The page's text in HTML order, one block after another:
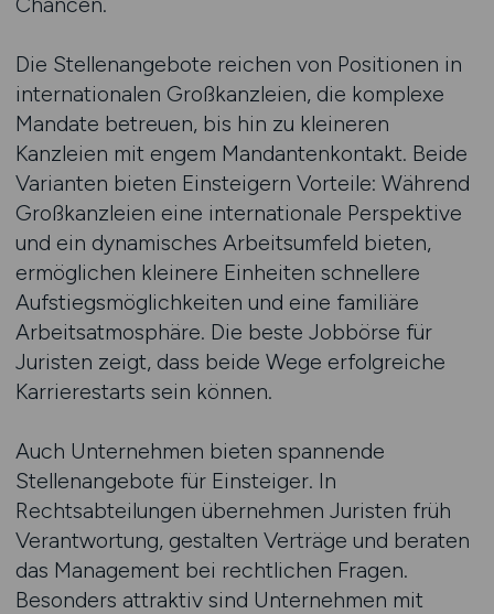
Die Stellenangebote reichen von Positionen in
internationalen Großkanzleien, die komplexe
Mandate betreuen, bis hin zu kleineren
Kanzleien mit engem Mandantenkontakt. Beide
Varianten bieten Einsteigern Vorteile: Während
Großkanzleien eine internationale Perspektive
und ein dynamisches Arbeitsumfeld bieten,
ermöglichen kleinere Einheiten schnellere
Aufstiegsmöglichkeiten und eine familiäre
Arbeitsatmosphäre. Die beste Jobbörse für
Juristen zeigt, dass beide Wege erfolgreiche
Karrierestarts sein können.
Auch Unternehmen bieten spannende
Stellenangebote für Einsteiger. In
Rechtsabteilungen übernehmen Juristen früh
Verantwortung, gestalten Verträge und beraten
das Management bei rechtlichen Fragen.
Besonders attraktiv sind Unternehmen mit